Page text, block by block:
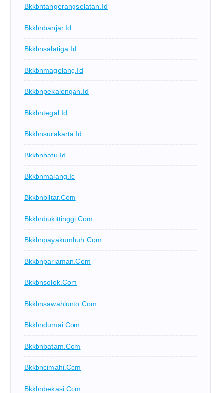
Bkkbntangerangselatan.id
Bkkbnbanjar.id
Bkkbnsalatiga.id
Bkkbnmagelang.id
Bkkbnpekalongan.id
Bkkbntegal.id
Bkkbnsurakarta.id
Bkkbnbatu.id
Bkkbnmalang.id
Bkkbnblitar.com
Bkkbnbukittinggi.com
Bkkbnpayakumbuh.com
Bkkbnpariaman.com
Bkkbnsolok.com
Bkkbnsawahlunto.com
Bkkbndumai.com
Bkkbnbatam.com
Bkkbncimahi.com
Bkkbnbekasi.com